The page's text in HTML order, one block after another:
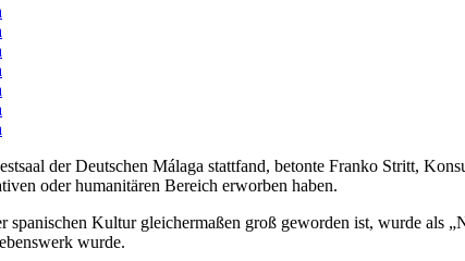
der Deutschen Málaga stattfand, betonte Franko Stritt,
oder humanitären Bereich erworben haben.
spanischen Kultur gleichermaßen groß geworden ist, wurde als
wurde.